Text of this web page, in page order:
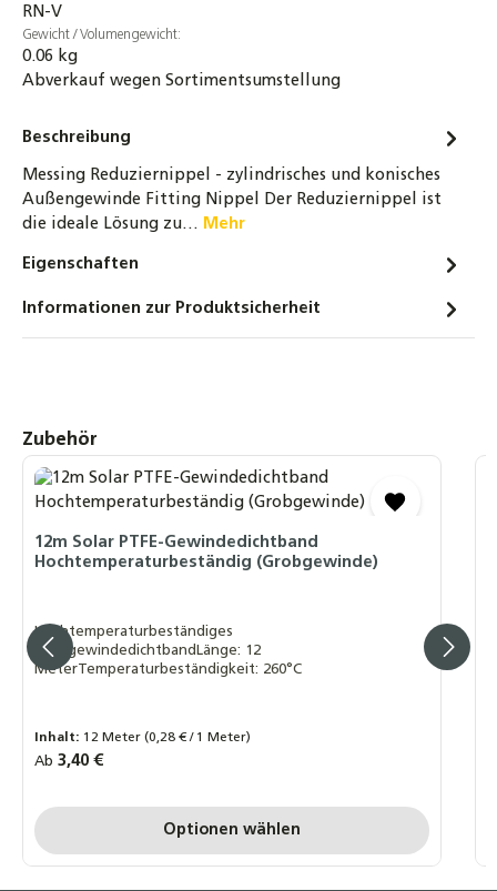
Messing T-Stück 3/8" bis 2" Innengewinde
Fitting DN10 bis DN50
4,20 €
Messing Reduzierstück 1" x 1/2" (DN25 x
RN-V
Gewicht / Volumengewicht:
0.06 kg
Abverkauf wegen Sortimentsumstellung
Beschreibung
Messing Reduziernippel - zylindrisches und konisches
Außengewinde Fitting Nippel Der Reduziernippel ist
die ideale Lösung zu… Mehr
Eigenschaften
Informationen zur Produktsicherheit
Produktgalerie überspringen
Zubehör
12m Solar PTFE-Gewindedichtband
Hochtemperaturbeständig (Grobgewinde)
Hochtemperaturbeständiges
GrobgewindedichtbandLänge: 12
MeterTemperaturbeständigkeit: 260°C
Inhalt: 12 Meter(0,28 € / 1 Meter)
Regulärer Preis:
Ab 3,40 €
Optionen wählen